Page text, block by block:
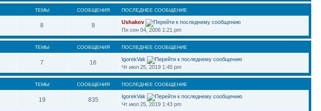
ТЕМЫ СООБЩЕНИЯ ПОСЛЕДНЕЕ СООБЩЕНИЕ
8 8
Ushakov
Пн сен 04, 2006 1:21 pm
ТЕМЫ СООБЩЕНИЯ ПОСЛЕДНЕЕ СООБЩЕНИЕ
7 16
IgorekVak
Чт июл 25, 2019 1:45 pm
ТЕМЫ СООБЩЕНИЯ ПОСЛЕДНЕЕ СООБЩЕНИЕ
19 835
IgorekVak
Чт июл 25, 2019 1:43 pm